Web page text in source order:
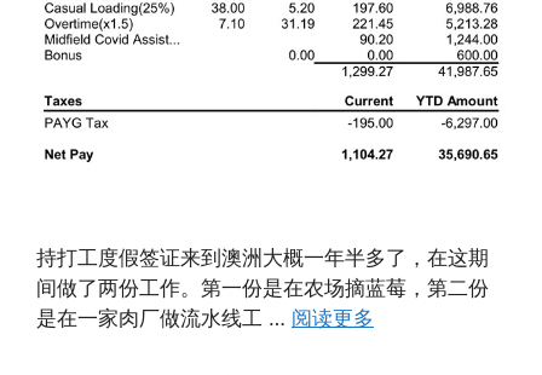
持打工度假签证来到澳洲大概一年半多了，在这期
间做了两份工作。第一份是在农场摘蓝莓，第二份
是在一家肉厂做流水线工 … 阅读更多